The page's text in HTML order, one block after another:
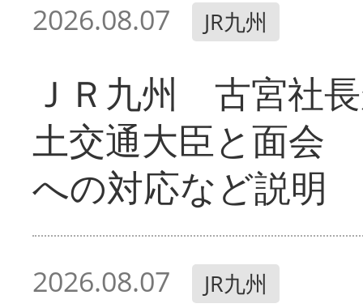
2026.08.07 JR九州
ＪＲ九州 古宮社
土交通大臣と面会
への対応など説明
2026.08.07 JR九州